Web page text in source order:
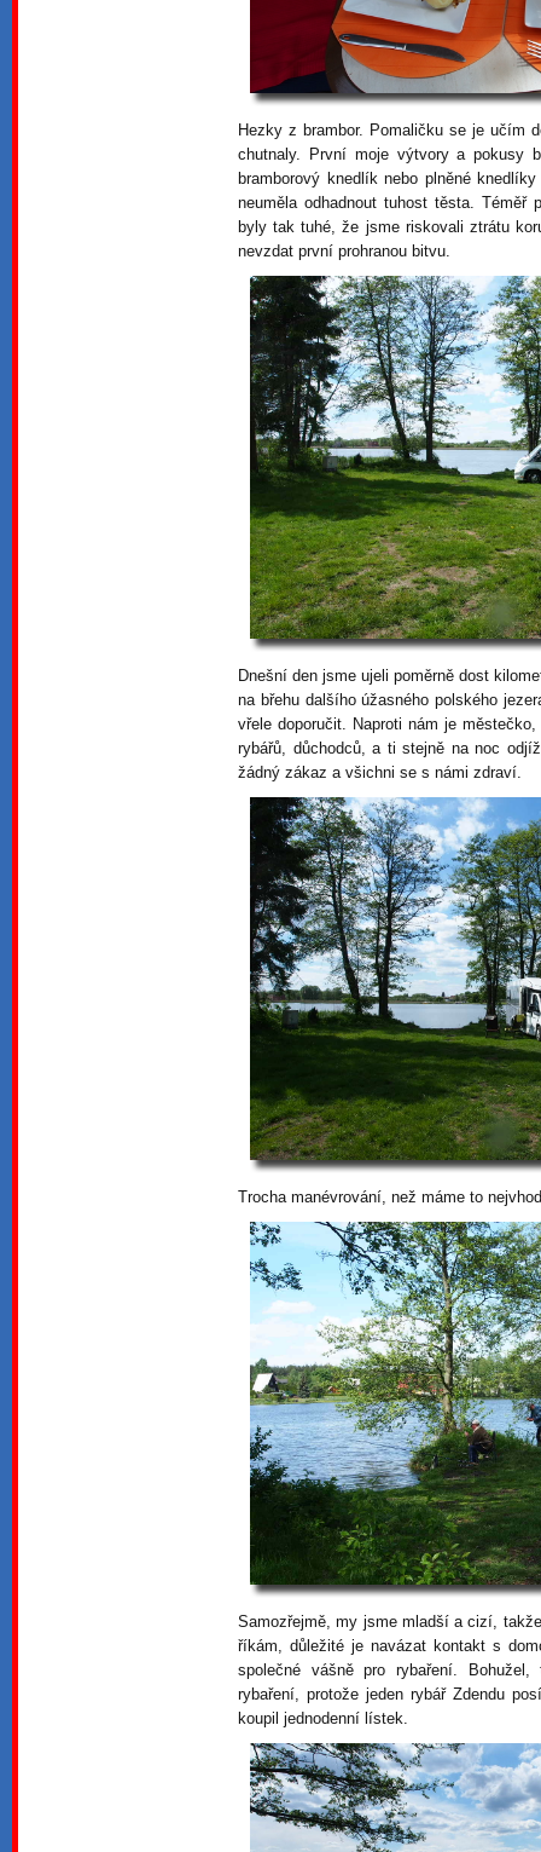
Hezky z brambor. Pomaličku se je učím
chutnaly. První moje výtvory a pokusy
bramborový knedlík nebo plněné
neuměla odhadnout tuhost těsta. Téměř
byly tak tuhé, že jsme riskovali ztrátu
nevzdat první prohranou bitvu.
Dnešní den jsme ujeli poměrně dost
na břehu dalšího úžasného polského
vřele doporučit. Naproti nám je
rybářů, důchodců, a ti stejně na noc
žádný zákaz a všichni se s námi zdraví.
Trocha manévrování, než máme to
Samozřejmě, my jsme mladší a cizí,
říkám, důležité je navázat kontakt s
společné vášně pro rybaření.
rybaření, protože jeden rybář Zdendu
koupil jednodenní lístek.